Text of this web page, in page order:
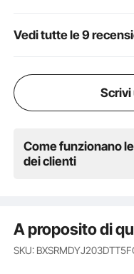
Vedi tutte le 9
Scrivi
Come funzionano
dei clienti
A proposito di
SKU: